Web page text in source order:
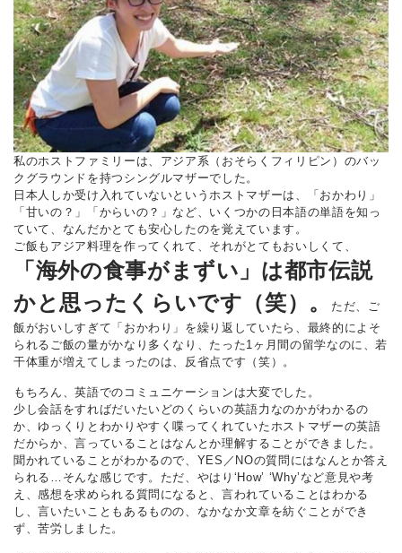
私のホストファミリーは、アジア系（おそらくフィリピン）のバッ
クグラウンドを持つシングルマザーでした。
日本人しか受け入れていないというホストマザーは、「おかわり」
「甘いの？」「からいの？」など、いくつかの日本語の単語を知っ
ていて、なんだかとても安心したのを覚えています。
ご飯もアジア料理を作ってくれて、それがとてもおいしくて、
「海外の食事がまずい」は都市伝説
かと思ったくらいです（笑）。
ただ、ご
飯がおいしすぎて「おかわり」を繰り返していたら、最終的によそ
られるご飯の量がかなり多くなり、たった1ヶ月間の留学なのに、若
干体重が増えてしまったのは、反省点です（笑）。
もちろん、英語でのコミュニケーションは大変でした。
少し会話をすればだいたいどのくらいの英語力なのかがわかるの
か、ゆっくりとわかりやすく喋ってくれていたホストマザーの英語
だからか、言っていることはなんとか理解することができました。
聞かれていることがわかるので、YES／NOの質問にはなんとか答え
られる…そんな感じです。ただ、やはり‘How’ ‘Why’など意見や考
え、感想を求められる質問になると、言われていることはわかる
し、言いたいこともあるものの、なかなか文章を紡ぐことができ
ず、苦労しました。